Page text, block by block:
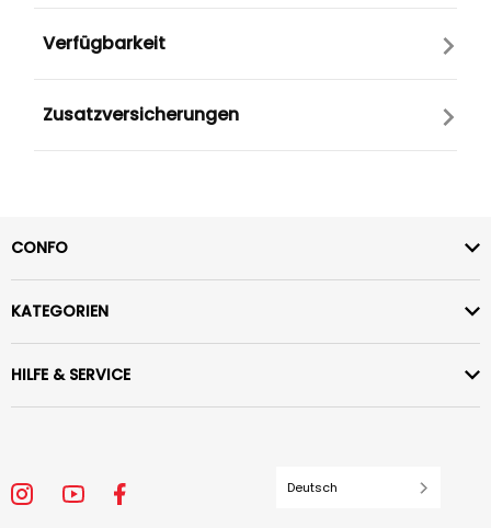
Verfügbarkeit
Zusatzversicherungen
CONFO
KATEGORIEN
HILFE & SERVICE
Deutsch